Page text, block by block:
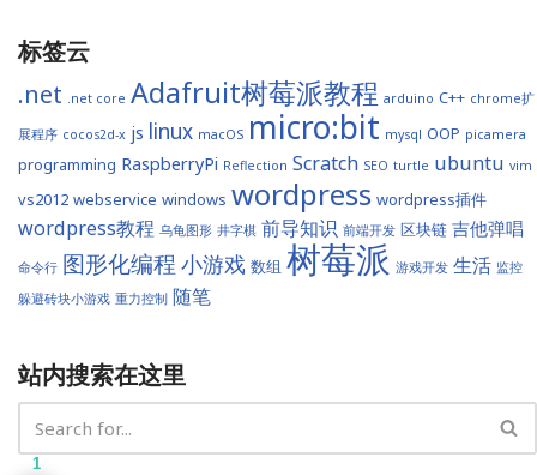
标签云
.net
.net core Adafruit树莓派教程 arduino C++ chrome扩
展程序 cocos2d-x js linux macOS micro:bit mysql OOP picamera
programming RaspberryPi Reflection Scratch SEO turtle ubuntu vim
vs2012 webservice windows wordpress wordpress插件
wordpress教程 乌龟图形 井字棋 前导知识 前端开发 区块链 吉他弹唱
命令行 图形化编程 小游戏 数组 树莓派 游戏开发 生活 监控
躲避砖块小游戏 重力控制 随笔
站内搜索在这里
1